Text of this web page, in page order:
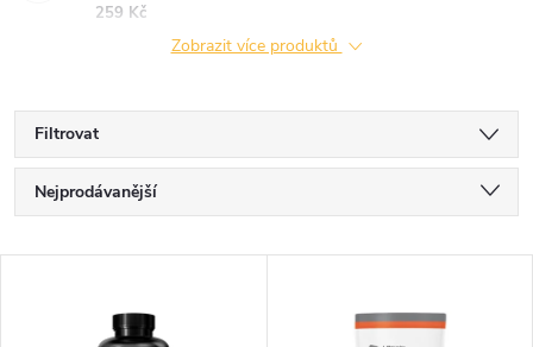
259 Kč
Zobrazit více produktů
Filtrovat
Ř
a
Nejprodávanější
Abecedně